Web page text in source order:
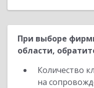
При выборе
области,
Количество
на